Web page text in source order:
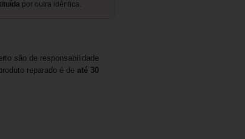
por outra idêntica.
são de responsabilidade
reparado é de até 30